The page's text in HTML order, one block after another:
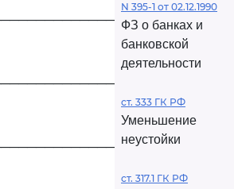
N 395-1 от 02.12.1990
ФЗ о банках и
банковской
деятельности
ст. 333 ГК РФ
Уменьшение
неустойки
ст. 317.1 ГК РФ